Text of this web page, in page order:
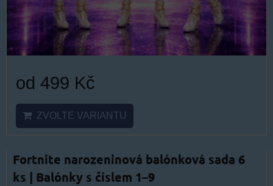
od 499 Kč
ZVOLTE VARIANTU
Fortnite narozeninová balónková sada 6
ks | Balónky s číslem 1–9